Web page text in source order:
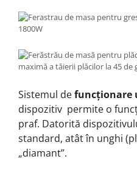
Sistemul defuncționare
dispozitiv permite o
praf. Datorită
standard, atât în ​​unghi
„diamant”.